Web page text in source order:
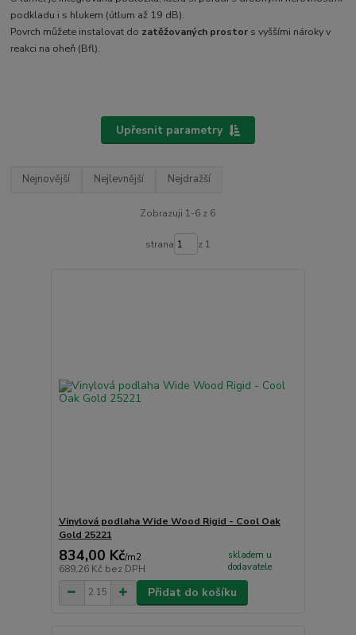
podkladu i s hlukem (útlum až 19 dB).
Povrch můžete instalovat do zatěžovaných prostor s vyššími nároky v
reakci na oheň (Bfl).
Upřesnit parametry
Nejnovější Nejlevnější Nejdražší
Zobrazuji 1-6 z 6
strana z 1
Vinylová podlaha Wide Wood Rigid - Cool Oak
Gold 25221
834,00 Kč/m2
689,26 Kč bez DPH
skladem u
dodavatele
Přidat do košíku